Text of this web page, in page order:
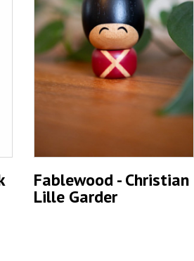
Fablewood - Christian
Lille Garder